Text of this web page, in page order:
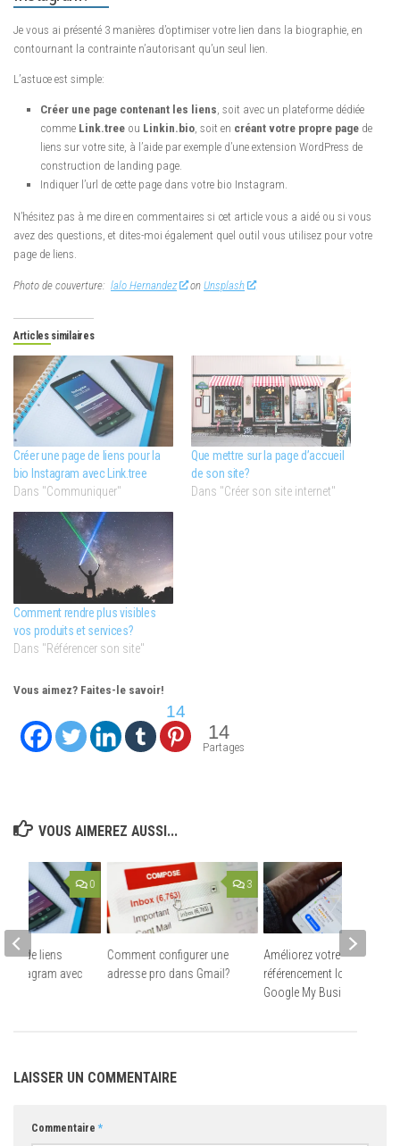
Je vous ai présenté 3 manières d’optimiser votre lien dans la biographie, en
contournant la contrainte n’autorisant qu’un seul lien.
L’astuce est simple:
Créer une page contenant les liens, soit avec un plateforme dédiée
comme Link.tree ou Linkin.bio, soit en créant votre propre page de
liens sur votre site, à l’aide par exemple d’une extension WordPress de
construction de landing page.
Indiquer l’url de cette page dans votre bio Instagram.
N’hésitez pas à me dire en commentaires si cet article vous a aidé ou si vous
avez des questions, et dites-moi également quel outil vous utilisez pour votre
page de liens.
Photo de couverture: lalo Hernandez onUnsplash
Articles similaires
Créer une page de liens pour la
bio Instagram avec Link.tree
Dans "Communiquer"
Que mettre sur la page d’accueil
de son site?
Dans "Créer son site internet"
Comment rendre plus visibles
vos produits et services?
Dans "Référencer son site"
Vous aimez? Faites-le savoir!
14
14
Partages
VOUS AIMEREZ AUSSI...
3
Comment configurer une
adresse pro dans Gmail?
Améliorez votre
référencement local avec
Google My Business
0
de liens
Instagram avec
LAISSER UN COMMENTAIRE
Commentaire *